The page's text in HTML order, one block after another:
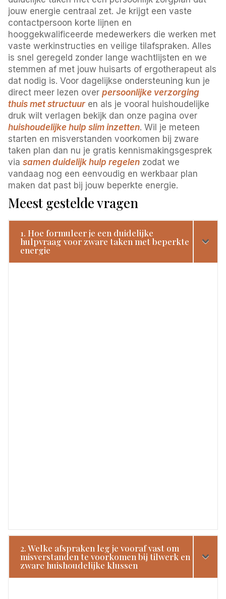
jouw energie centraal zet. Je krijgt een vaste
contactpersoon korte lijnen en
hooggekwalificeerde medewerkers die werken met
vaste werkinstructies en veilige tilafspraken. Alles
is snel geregeld zonder lange wachtlijsten en we
stemmen af met jouw huisarts of ergotherapeut als
dat nodig is. Voor dagelijkse ondersteuning kun je
direct meer lezen overpersoonlijke verzorging
thuis met structuur en als je vooral huishoudelijke
druk wilt verlagen bekijk dan onze pagina over
huishoudelijke hulp slim inzetten. Wil je meteen
starten en misverstanden voorkomen bij zware
taken plan dan nu je gratis kennismakingsgesprek
viasamen duidelijk hulp regelen zodat we
vandaag nog een eenvoudig en werkbaar plan
maken dat past bij jouw beperkte energie.
Meest gestelde vragen
1. Hoe formuleer je een duidelijke
hulpvraag voor zware taken met beperkte
energie
2. Welke afspraken leg je vooraf vast om
misverstanden te voorkomen bij tilwerk en
zware huishoudelijke klussen